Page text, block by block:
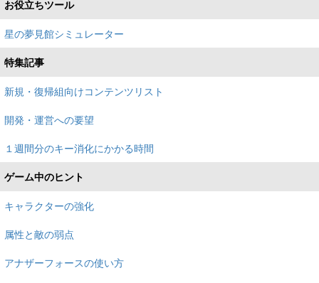
お役立ちツール
星の夢見館シミュレーター
特集記事
新規・復帰組向けコンテンツリスト
開発・運営への要望
１週間分のキー消化にかかる時間
ゲーム中のヒント
キャラクターの強化
属性と敵の弱点
アナザーフォースの使い方